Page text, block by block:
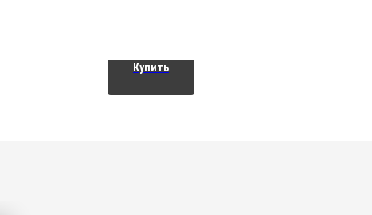
Купить